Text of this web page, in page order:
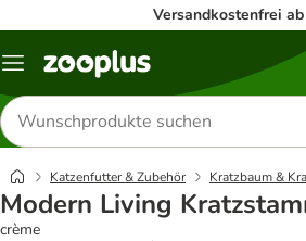
Versandkostenfrei
Menü
Produkte
suchen
Katzenfutter & Zubehör Kratzbaum &
Modern Living
crème